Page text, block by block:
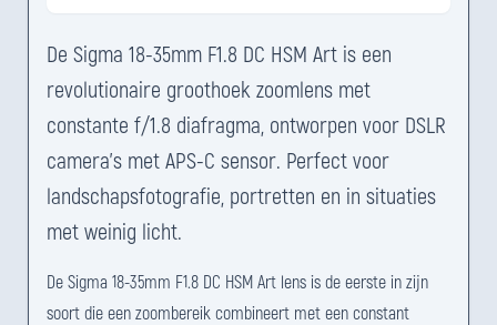
De Sigma 18-35mm F1.8 DC HSM Art is een
revolutionaire groothoek zoomlens met
constante f/1.8 diafragma, ontworpen voor DSLR
camera's met APS-C sensor. Perfect voor
landschapsfotografie, portretten en in situaties
met weinig licht.
De Sigma 18-35mm F1.8 DC HSM Art lens is de eerste in zijn
soort die een zoombereik combineert met een constant